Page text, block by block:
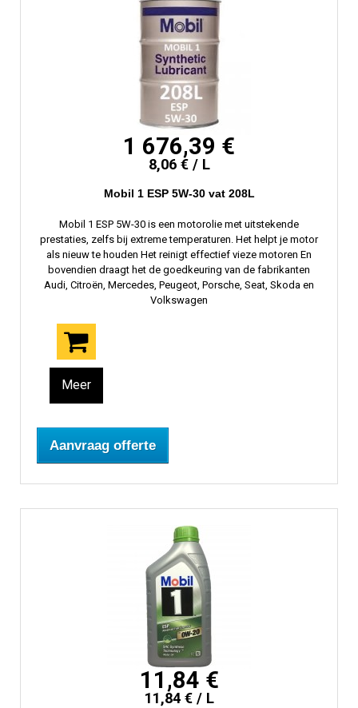
1 676,39 €
8,06 € / L
Mobil 1 ESP 5W-30 vat 208L
Mobil 1 ESP 5W-30 is een motorolie met uitstekende
prestaties, zelfs bij extreme temperaturen. Het helpt je motor
als nieuw te houden Het reinigt effectief vieze motoren En
bovendien draagt ​​het de goedkeuring van de fabrikanten
Audi, Citroën, Mercedes, Peugeot, Porsche, Seat, Skoda en
Volkswagen
Meer
Aanvraag offerte
11,84 €
11,84 € / L